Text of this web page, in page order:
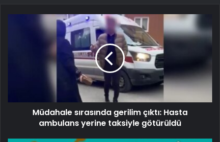
Müdahale sırasında gerilim çıktı: Hasta
ambulans yerine taksiyle götürüldü